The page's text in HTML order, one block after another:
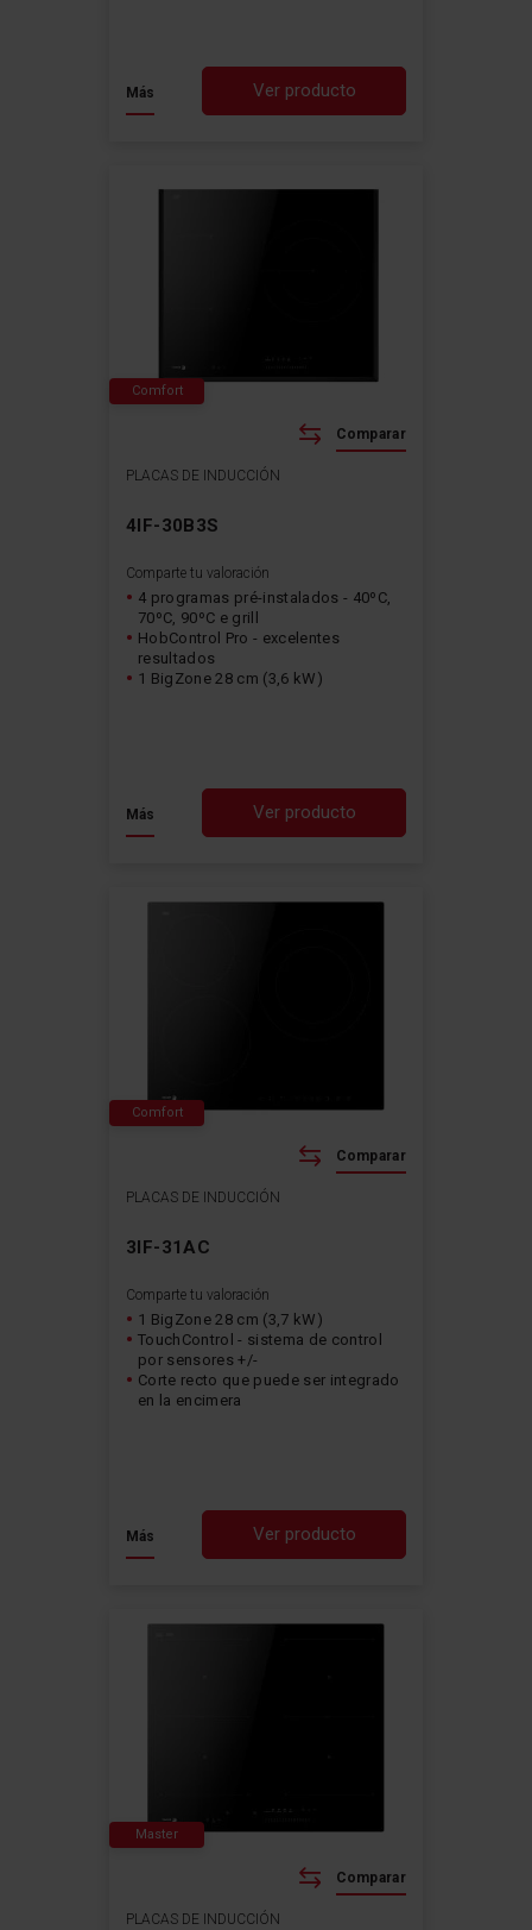
Ver producto
Más
PLACAS DE INDUCCIÓN
4IF-30B3S
Ver producto
Más
Comparte tu valoración
4 programas pré-instalados - 40ºC,
70ºC, 90ºC e grill
HobControl Pro - excelentes
resultados
1 BigZone 28 cm (3,6 kW)
Comparar
Comfort
PLACAS DE INDUCCIÓN
3IF-31AC
Ver producto
Más
Comparte tu valoración
1 BigZone 28 cm (3,7 kW)
TouchControl - sistema de control
por sensores +/-
Corte recto que puede ser integrado
en la encimera
Comparar
Comfort
PLACAS DE INDUCCIÓN
Comparar
Master